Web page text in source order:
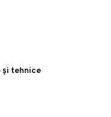
tehnice